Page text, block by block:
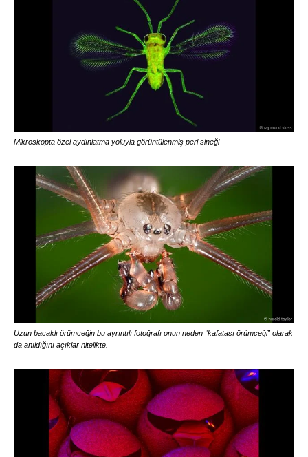
Mikroskopta özel aydınlatma yoluyla görüntülenmiş peri sineği
Uzun bacaklı örümceğin bu ayrıntılı fotoğrafı onun neden “kafatası örümceği” olarak
da anıldığını açıklar nitelikte.